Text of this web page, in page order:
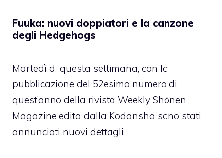
Fuuka: nuovi doppiatori e la canzone
degli Hedgehogs
Martedì di questa settimana, con la
pubblicazione del 52esimo numero di
quest’anno della rivista Weekly Shōnen
Magazine edita dalla Kodansha sono stati
annunciati nuovi dettagli